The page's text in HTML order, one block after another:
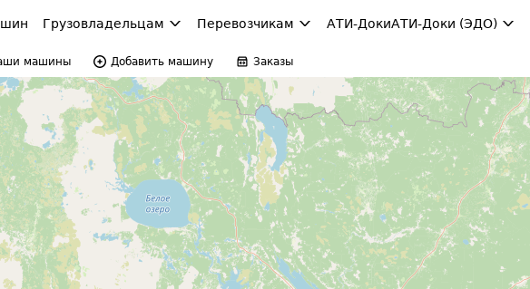
Грузовладельцам Перевозчикам АТИ-ДокиАТИ-Доки (ЭДО)
машины Добавить машину Заказы